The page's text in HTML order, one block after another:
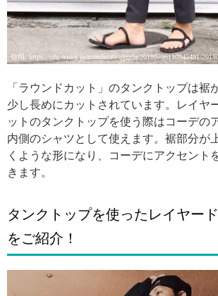
引用: https://cdn.wimg.jp/coordinate/q9zp5r/20180706110945491/
「ラウンドカット」のタンクトップは裾
少し長めにカットされています。レイヤ
ットのタンクトップを使う際はコーデの
内側のシャツとして使えます。裾部分が
くような形になり、コーデにアクセント
きます。
タンクトップを使ったレイヤー
をご紹介！